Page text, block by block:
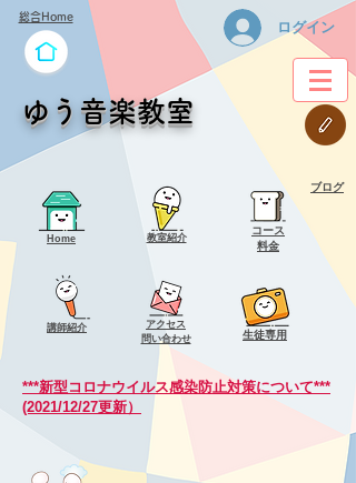
ゆう音楽教室
ログイン
総合Home
Home 教室紹介
コース
料金
ブログ
講師紹介
アクセス
問い合わせ
​生徒専用
***新型コロナウイルス感染防止対策について***
(2021/12/27更新）